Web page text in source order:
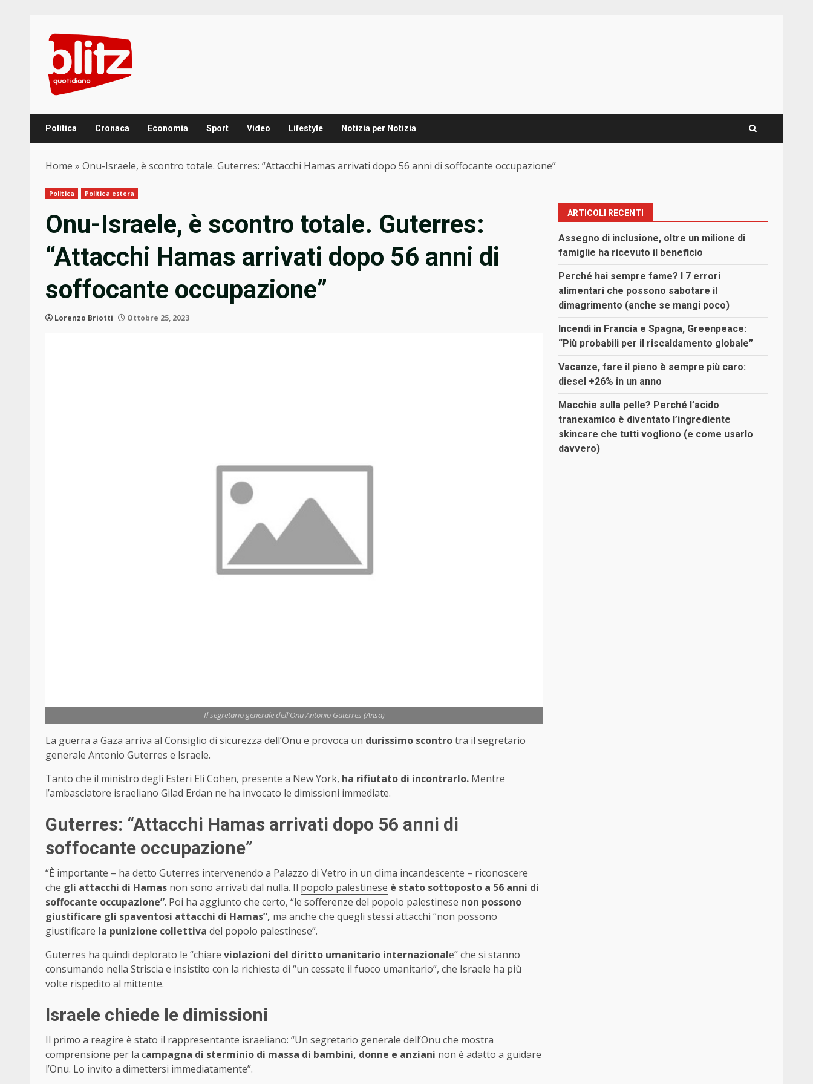
content
Politica Cronaca Economia Sport Video Lifestyle Notizia per Notizia
Home » Onu-Israele, è scontro totale. Guterres: “Attacchi Hamas arrivati dopo 56 anni di soffocante occupazione”
Politica Politica estera
Onu-Israele, è scontro totale. Guterres:
“Attacchi Hamas arrivati dopo 56 anni di
soffocante occupazione”
Lorenzo Briotti Ottobre 25, 2023
Il segretario generale dell'Onu Antonio Guterres (Ansa)
La guerra a Gaza arriva al Consiglio di sicurezza dell’Onu e provoca un durissimo scontrotra il segretario
generale Antonio Guterres e Israele.
Tanto che il ministro degli Esteri Eli Cohen, presente a New York, ha rifiutato di incontrarlo. Mentre
l’ambasciatore israeliano Gilad Erdan ne ha invocato le dimissioni immediate.
Guterres: “Attacchi Hamas arrivati dopo 56 anni di
soffocante occupazione”
“È importante – ha detto Guterres intervenendo a Palazzo di Vetro in un clima incandescente – riconoscere
che gli attacchi di Hamas non sono arrivati dal nulla. Il popolo palestinese è stato sottoposto a 56 anni di
soffocante occupazione”. Poi ha aggiunto che certo, “le sofferenze del popolo palestinese non possono
giustificare gli spaventosi attacchi di Hamas”, ma anche che quegli stessi attacchi “non possono
giustificare la punizione collettiva del popolo palestinese”.
Guterres ha quindi deplorato le “chiare violazioni del diritto umanitario internazionale” che si stanno
consumando nella Striscia e insistito con la richiesta di “un cessate il fuoco umanitario”, che Israele ha più
volte rispedito al mittente.
Israele chiede le dimissioni
Il primo a reagire è stato il rappresentante israeliano: “Un segretario generale dell’Onu che mostra
comprensione per la campagna di sterminio di massa di bambini, donne e anziani non è adatto a guidare
l’Onu. Lo invito a dimettersi immediatamente”.
ARTICOLI RECENTI
Assegno di inclusione, oltre un milione di
famiglie ha ricevuto il beneficio
Perché hai sempre fame? I 7 errori
alimentari che possono sabotare il
dimagrimento (anche se mangi poco)
Incendi in Francia e Spagna, Greenpeace:
“Più probabili per il riscaldamento globale”
Vacanze, fare il pieno è sempre più caro:
diesel +26% in un anno
Macchie sulla pelle? Perché l’acido
tranexamico è diventato l’ingrediente
skincare che tutti vogliono (e come usarlo
davvero)